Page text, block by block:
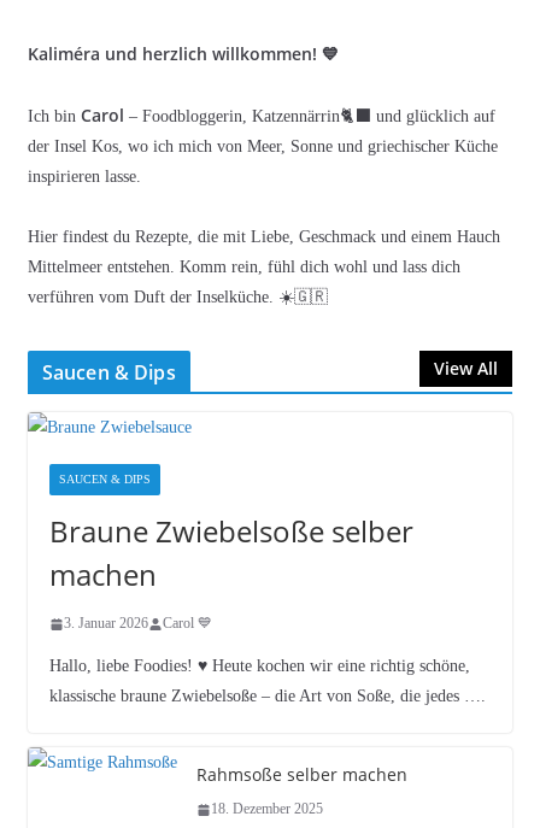
Kaliméra und herzlich willkommen! 💙
Ich bin Carol – Foodbloggerin, Katzennärrin🐈‍⬛ und glücklich auf
der Insel Kos, wo ich mich von Meer, Sonne und griechischer Küche
inspirieren lasse.
Hier findest du Rezepte, die mit Liebe, Geschmack und einem Hauch
Mittelmeer entstehen. Komm rein, fühl dich wohl und lass dich
verführen vom Duft der Inselküche. ☀️🇬🇷
Saucen & Dips View All
SAUCEN & DIPS
Braune Zwiebelsoße selber
machen
3. Januar 2026 Carol 💙
Hallo, liebe Foodies! ♥︎ Heute kochen wir eine richtig schöne,
klassische braune Zwiebelsoße – die Art von Soße, die jedes ….
Rahmsoße selber machen
18. Dezember 2025